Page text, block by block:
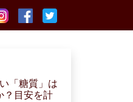
「糖質」は
？目安を計